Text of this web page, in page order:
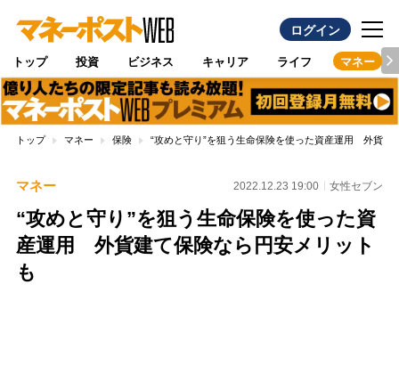
ログイン
トップ 投資 ビジネス キャリア ライフ マネー
トップ マネー 保険 “攻めと守り”を狙う生命保険を使った資産運用 外貨建
マネー 2022.12.23 19:00 女性セブン
“攻めと守り”を狙う生命保険を使った資
産運用 外貨建て保険なら円安メリット
も